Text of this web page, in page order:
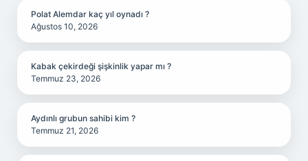
Polat Alemdar kaç yıl oynadı ?
Ağustos 10, 2026
Kabak çekirdeği şişkinlik yapar mı ?
Temmuz 23, 2026
Aydınlı grubun sahibi kim ?
Temmuz 21, 2026